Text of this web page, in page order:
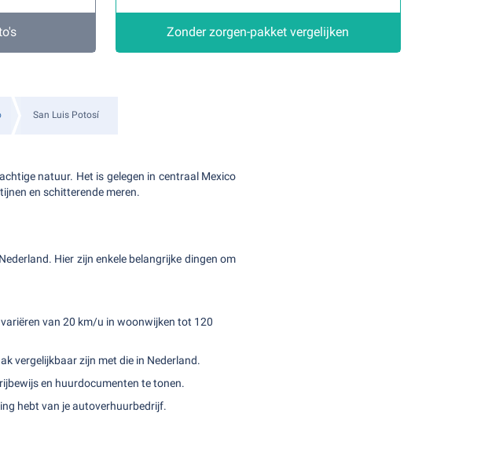
Zonder zorgen-pakket vergelijken
San Luis Potosí
natuur. Het is gelegen in centraal Mexico
en schitterende meren.
Hier zijn enkele belangrijke dingen om
van 20 km/u in woonwijken tot 120
vergelijkbaar zijn met die in Nederland.
en huurdocumenten te tonen.
hebt van je autoverhuurbedrijf.